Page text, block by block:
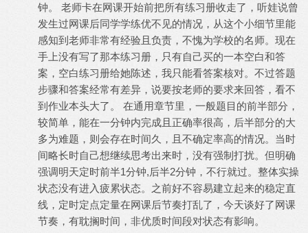
钟。 老师卡在网课开始前把所有练习册收走了，听娃说曾
发生过网课后同学学练优不见的情况，从这个小细节里能
感知到老师非常有经验且负责，不愧为学校的名师。现在
手上没有写了那本练习册，只有自己买的一本空白和答
案，空白练习册给她陈述，我只能看答案核对。不过答题
步骤和答案经常有差异，说要按老师的要求来回答，看不
到作业本头大了。 在通用章节里，一般题目的前半部分，
较简单，能在一分钟内完成且正确率很高，后半部分的大
多为难题，则会存在时间久，且不确定率高的情况。当时
间略长时自己想继续思考出来时，没有强制打扰。但明确
强调明天定时前半1分钟,后半2分钟，不行就过。整体实操
状态没有进入疲累状态。之前好不容易建立起来的稳定直
线，定时定点定量在网课后节奏打乱了，今天谈好了网课
节奏，有耽搁时间，非优质时间段对状态有影响。